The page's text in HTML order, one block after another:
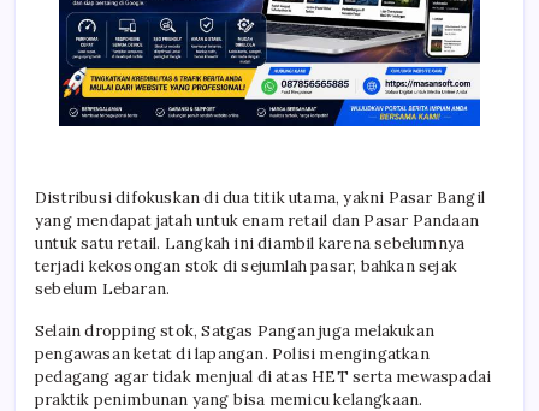
Distribusi difokuskan di dua titik utama, yakni Pasar Bangil
yang mendapat jatah untuk enam retail dan Pasar Pandaan
untuk satu retail. Langkah ini diambil karena sebelumnya
terjadi kekosongan stok di sejumlah pasar, bahkan sejak
sebelum Lebaran.
Selain dropping stok, Satgas Pangan juga melakukan
pengawasan ketat di lapangan. Polisi mengingatkan
pedagang agar tidak menjual di atas HET serta mewaspadai
praktik penimbunan yang bisa memicu kelangkaan.